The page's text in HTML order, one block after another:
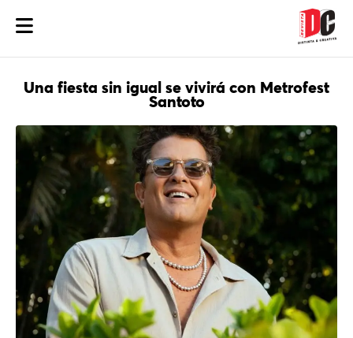
Una fiesta sin igual se vivirá con Metrofest
Santoto